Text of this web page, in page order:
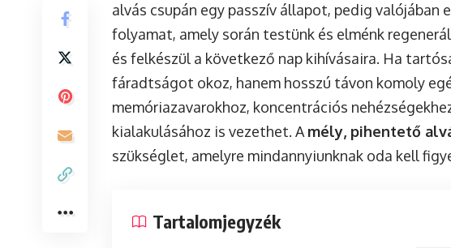
alvás csupán egy passzív állapot, pedig valójában
folyamat, amely során testünk és elménk
és felkészül a következő nap kihívásaira. Ha
fáradtságot okoz, hanem hosszú távon komoly
memóriazavarokhoz, koncentrációs
kialakulásához is vezethet. A mély, pihentető
szükséglet, amelyre mindannyiunknak oda kell
Tartalomjegyzék